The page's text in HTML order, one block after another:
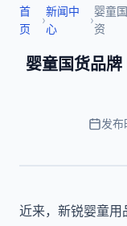
首
页
›
新闻中
心
›
婴童
资
婴童国货品
发
近来，新锐婴童